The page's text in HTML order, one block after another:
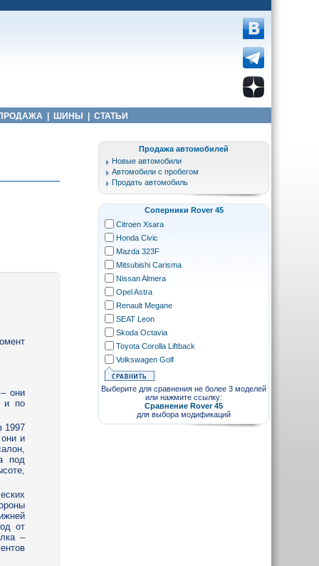
ШИНЫ СТАТЬИ
они
и по
1997
и
под
от
–
Продажа автомобилей
Новые автомобили
Автомобили с пробегом
Продать автомобиль
Соперники Rover 45
Citroen Xsara
Honda Civic
Mazda 323F
Mitsubishi Carisma
Nissan Almera
Opel Astra
Renault Megane
SEAT Leon
Skoda Octavia
Toyota Corolla Liftback
Volkswagen Golf
Выберите для сравнения не более 3 моделей
или нажмите ссылку:
Сравнение Rover 45
для выбора модификаций